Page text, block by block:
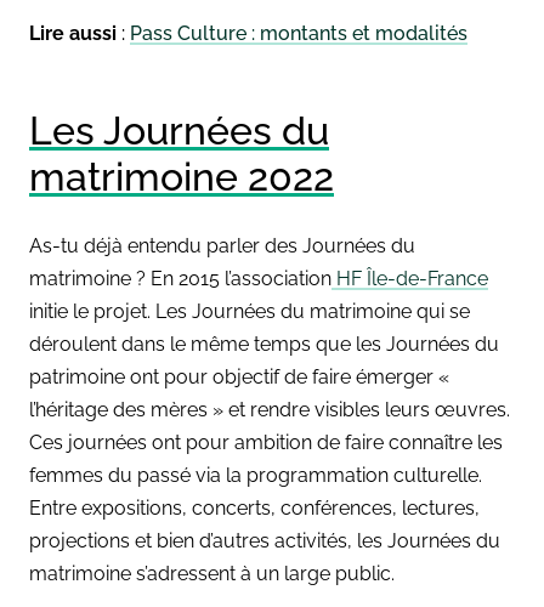
Lire aussi : Pass Culture : montants et modalités
Les Journées du
matrimoine 2022
As-tu déjà entendu parler des Journées du
matrimoine ? En 2015 l’association HF Île-de-France
initie le projet. Les Journées du matrimoine qui se
déroulent dans le même temps que les Journées du
patrimoine ont pour objectif de faire émerger «
l’héritage des mères » et rendre visibles leurs œuvres.
Ces journées ont pour ambition de faire connaître les
femmes du passé via la programmation culturelle.
Entre expositions, concerts, conférences, lectures,
projections et bien d’autres activités, les Journées du
matrimoine s’adressent à un large public.